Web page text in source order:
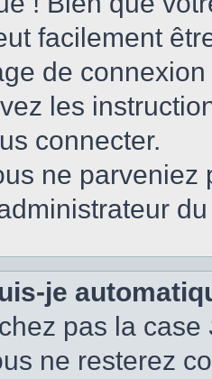
facilement
de
les
connecter.
ne
je
pas la case
ne resterez